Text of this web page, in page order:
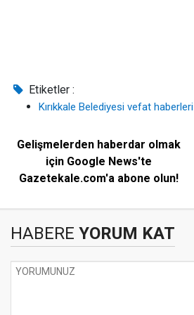
Etiketler :
Kırıkkale Belediyesi vefat haberleri
Gelişmelerden haberdar olmak
için Google News'te
Gazetekale.com'a abone olun!
HABERE YORUM KAT